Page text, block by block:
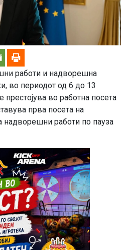
работи и надворешна
во периодот од 6 до 13
во работна посета
прва посета на
надворешни работи по пауза